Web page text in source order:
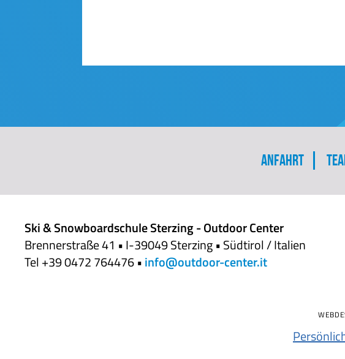
Anfahrt
Ski & Snowboardschule Sterzing - Outdoor Center
Brennerstraße 41 • I-39049 Sterzing • Südtirol / Italien
Tel +39 0472 764476 •info@outdoor-center.it